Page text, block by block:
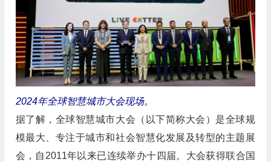
2024年全球智慧城市大会现场。
据了解，全球智慧城市大会（以下简称大会）是全球规
模最大、专注于城市和社会智慧化发展及转型的主题展
会，自2011年以来已连续举办十四届。大会获得联合国